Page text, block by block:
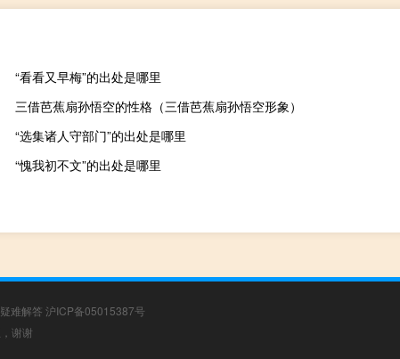
“看看又早梅”的出处是哪里
三借芭蕉扇孙悟空的性格（三借芭蕉扇孙悟空形象）
“选集诸人守部门”的出处是哪里
“愧我初不文”的出处是哪里
疑难解答 沪ICP备05015387号
谢谢